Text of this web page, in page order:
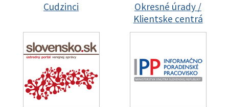
Cudzinci
Okresné úrady /
Klientske centrá